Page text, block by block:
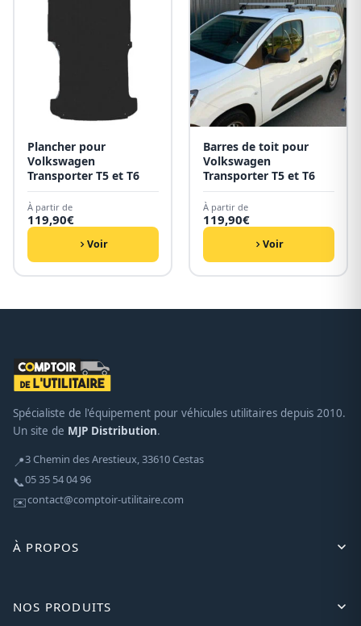
Plancher pour
Volkswagen
Transporter T5 et T6
À partir de
119,90€
Voir
Barres de toit pour
Volkswagen
Transporter T5 et T6
À partir de
119,90€
Voir
Spécialiste de l'équipement pour véhicules utilitaires depuis 2010.
Un site de MJP Distribution.
📍3 Chemin des Arestieux, 33610 Cestas
📞05 35 54 04 96
✉️contact@comptoir-utilitaire.com
À PROPOS
NOS PRODUITS